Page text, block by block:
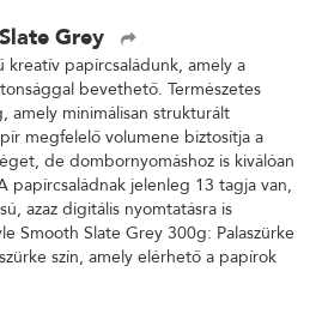
Grey
papírcsaládunk, amely a
bevethető. Természetes
amely minimálisan strukturált
megfelelő volumene biztosítja a
de dombornyomáshoz is kiválóan
papírcsaládnak jelenleg 13 tagja van,
azaz digitális nyomtatásra is
Smooth Slate Grey 300g: Palaszürke
szín, amely elérhető a papírok